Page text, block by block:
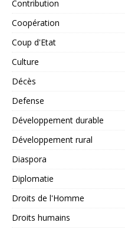
Contribution
Coopération
Coup d'Etat
Culture
Décès
Defense
Développement durable
Développement rural
Diaspora
Diplomatie
Droits de l'Homme
Droits humains